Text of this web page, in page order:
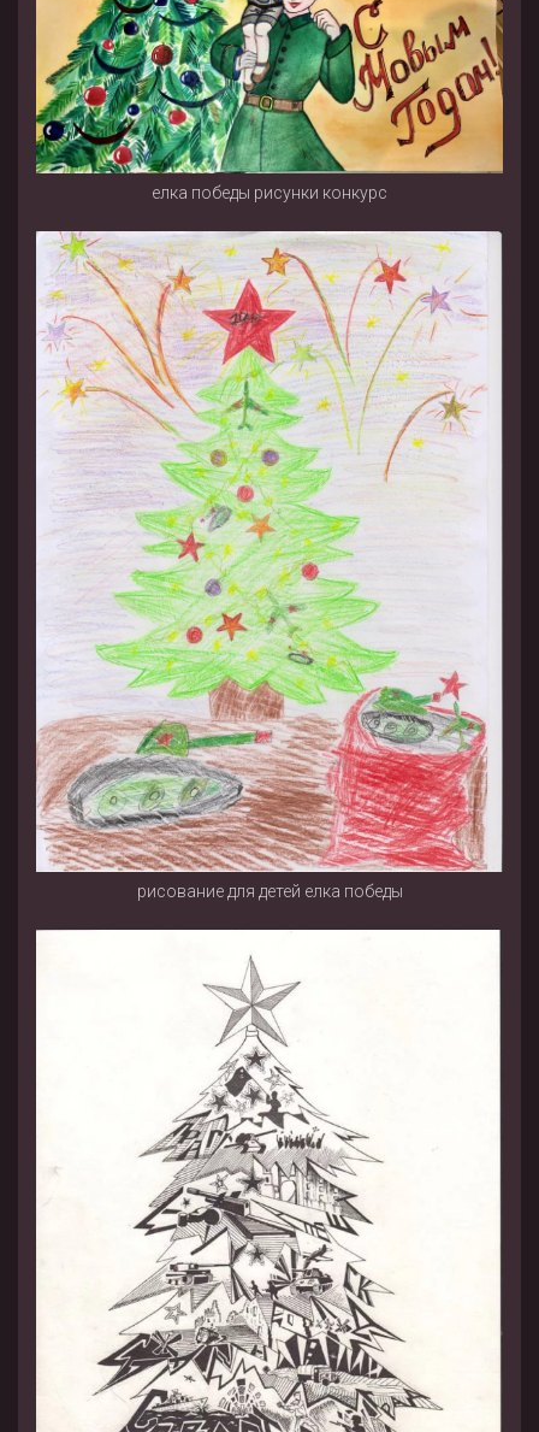
елка победы рисунки конкурс
рисование для детей елка победы